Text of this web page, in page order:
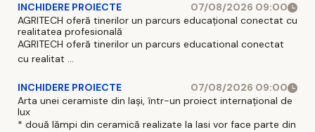
INCHIDERE PROIECTE
07/08/2026 09:00
AGRITECH oferă tinerilor un parcurs educațional conectat cu
realitatea profesională
AGRITECH oferă tinerilor un parcurs educational conectat
cu realitat ...
INCHIDERE PROIECTE
07/08/2026 09:00
Arta unei ceramiste din Iași, într-un proiect internațional de
lux
* două lămpi din ceramică realizate la Iasi vor face parte din